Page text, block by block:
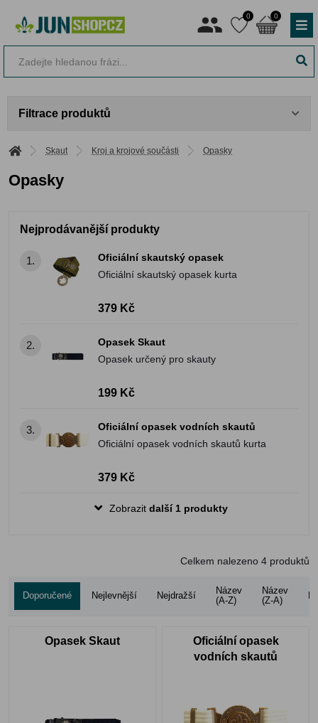
0 0
Filtrace produktů
Skaut Kroj a krojové součásti Opasky
Opasky
Nejprodávanější produkty
1.
Oficiální skautský opasek
Oficiální skautský opasek kurta
379 Kč
2.
Opasek Skaut
Opasek určený pro skauty
199 Kč
3.
Oficiální opasek vodních skautů
Oficiální opasek vodních skautů kurta
379 Kč
Zobrazit další 1 produkty
Celkem nalezeno 4 produktů
Doporučené Nejlevnější Nejdražší
Název
(A-Z)
Název
(Z-A)
Opasek Skaut
Oficiální opasek
vodních skautů